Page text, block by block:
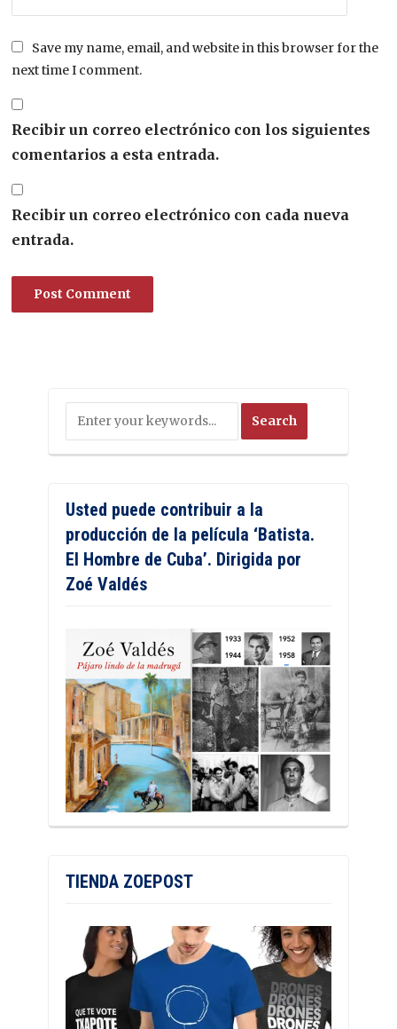
Save my name, email, and website in this browser for the
next time I comment.
Recibir un correo electrónico con los siguientes
comentarios a esta entrada.
Recibir un correo electrónico con cada nueva
entrada.
Usted puede contribuir a la
producción de la película ‘Batista.
El Hombre de Cuba’. Dirigida por
Zoé Valdés
TIENDA ZOEPOST